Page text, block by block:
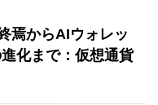
焉からAIウォレッ
化まで：仮想通貨